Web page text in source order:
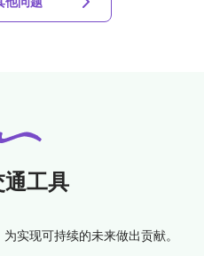
点击这里
工具
实现可持续的未来做出贡献。